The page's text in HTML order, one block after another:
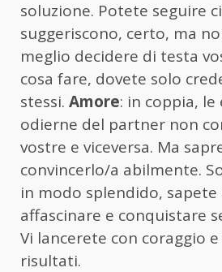
soluzione. Potete seguire
suggeriscono, certo, ma
meglio decidere di testa
cosa fare, dovete solo
stessi. Amore: in coppia, le
odierne del partner non
vostre e viceversa. Ma
convincerlo/a abilmente.
in modo splendido, sapete
affascinare e conquistare
Vi lancerete con coraggio
risultati.